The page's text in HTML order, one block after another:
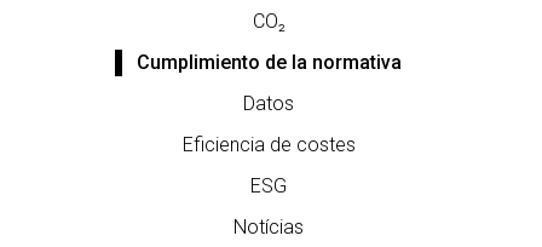
CO₂
Cumplimiento de la normativa
Datos
Eficiencia de costes
ESG
Notícias